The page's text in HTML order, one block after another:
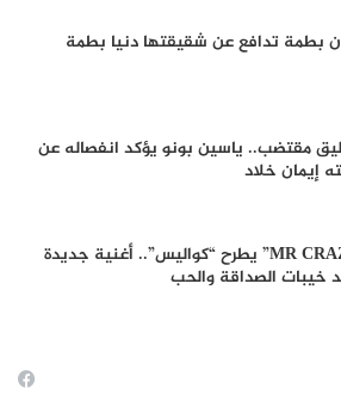
بطمة تدافع عن شقيقتها دنيا بطمة
مقتضب.. ياسين بونو يؤكد انفصاله عن
إيمان خلاد
“MR CRAZY” يطرح “كواليس”.. أغنية جديدة
خيبات الصداقة والحب